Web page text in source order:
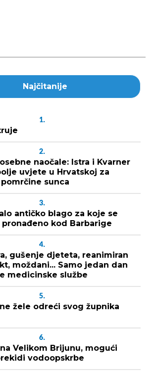
Najčitanije
1.
2.
naočale: Istra i Kvarner
uvjete u Hrvatskoj za
sunca
3.
antičko blago za koje se
kod Barbarige
4.
gušenje djeteta, reanimiran
moždani... Samo jedan dan
medicinske službe
5.
žele odreći svog župnika
6.
Velikom Brijunu, mogući
vodoopskrbe